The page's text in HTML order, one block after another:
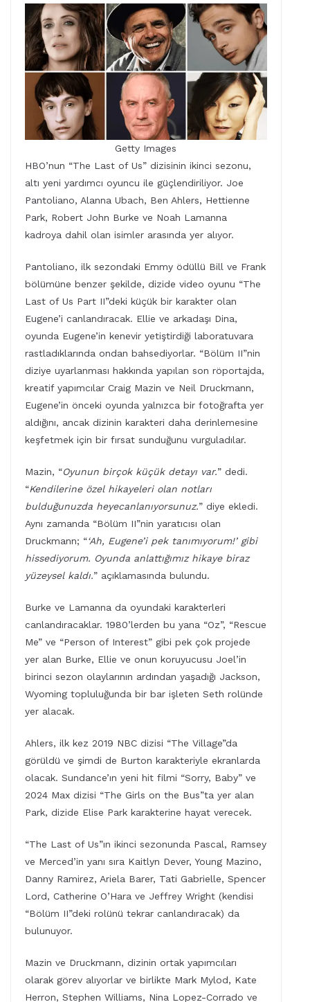
Getty Images
HBO’nun “The Last of Us” dizisinin ikinci sezonu,
altı yeni yardımcı oyuncu ile güçlendiriliyor. Joe
Pantoliano, Alanna Ubach, Ben Ahlers, Hettienne
Park, Robert John Burke ve Noah Lamanna
kadroya dahil olan isimler arasında yer alıyor.
Pantoliano, ilk sezondaki Emmy ödüllü Bill ve Frank
bölümüne benzer şekilde, dizide video oyunu “The
Last of Us Part II”deki küçük bir karakter olan
Eugene’i canlandıracak. Ellie ve arkadaşı Dina,
oyunda Eugene’in kenevir yetiştirdiği laboratuvara
rastladıklarında ondan bahsediyorlar. “Bölüm II”nin
diziye uyarlanması hakkında yapılan son röportajda,
kreatif yapımcılar Craig Mazin ve Neil Druckmann,
Eugene’in önceki oyunda yalnızca bir fotoğrafta yer
aldığını, ancak dizinin karakteri daha derinlemesine
keşfetmek için bir fırsat sunduğunu vurguladılar.
Mazin, “Oyunun birçok küçük detayı var.” dedi.
“Kendilerine özel hikayeleri olan notları
bulduğunuzda heyecanlanıyorsunuz.” diye ekledi.
Aynı zamanda “Bölüm II”nin yaratıcısı olan
Druckmann; “‘Ah, Eugene’i pek tanımıyorum!’ gibi
hissediyorum. Oyunda anlattığımız hikaye biraz
yüzeysel kaldı.” açıklamasında bulundu.
Burke ve Lamanna da oyundaki karakterleri
canlandıracaklar. 1980’lerden bu yana “Oz”, “Rescue
Me” ve “Person of Interest” gibi pek çok projede
yer alan Burke, Ellie ve onun koruyucusu Joel’in
birinci sezon olaylarının ardından yaşadığı Jackson,
Wyoming topluluğunda bir bar işleten Seth rolünde
yer alacak.
Ahlers, ilk kez 2019 NBC dizisi “The Village”da
görüldü ve şimdi de Burton karakteriyle ekranlarda
olacak. Sundance’ın yeni hit filmi “Sorry, Baby” ve
2024 Max dizisi “The Girls on the Bus”ta yer alan
Park, dizide Elise Park karakterine hayat verecek.
“The Last of Us”ın ikinci sezonunda Pascal, Ramsey
ve Merced’in yanı sıra Kaitlyn Dever, Young Mazino,
Danny Ramirez, Ariela Barer, Tati Gabrielle, Spencer
Lord, Catherine O’Hara ve Jeffrey Wright (kendisi
“Bölüm II”deki rolünü tekrar canlandıracak) da
bulunuyor.
Mazin ve Druckmann, dizinin ortak yapımcıları
olarak görev alıyorlar ve birlikte Mark Mylod, Kate
Herron, Stephen Williams, Nina Lopez-Corrado ve